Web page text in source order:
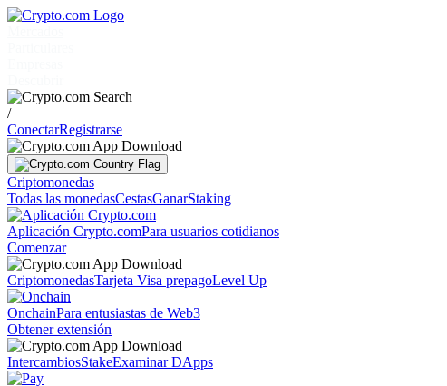
/
ConectarRegistrarse
Criptomonedas
Todas las monedasCestasGanarStaking
Aplicación Crypto.comPara usuarios cotidianos
Comenzar
CriptomonedasTarjeta Visa prepagoLevel Up
OnchainPara entusiastas de Web3
Obtener extensión
IntercambiosStakeExaminar DApps